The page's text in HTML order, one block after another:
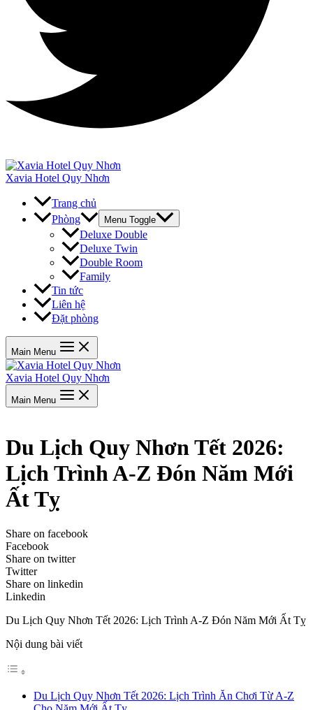
Xavia Hotel Quy Nhơn
Trang chủ
Phòng
Menu Toggle
Deluxe Double
Deluxe Twin
Double Room
Family
Tin tức
Liên hệ
Đặt phòng
Main Menu
Xavia Hotel Quy Nhơn
Main Menu
Du Lịch Quy Nhơn Tết 2026:
Lịch Trình A-Z Đón Năm Mới
Ất Tỵ
Share on facebook
Facebook
Share on twitter
Twitter
Share on linkedin
Linkedin
Du Lịch Quy Nhơn Tết 2026: Lịch Trình A-Z Đón Năm Mới Ất Tỵ
Nội dung bài viết
Du Lịch Quy Nhơn Tết 2026: Lịch Trình Ăn Chơi Từ A-Z